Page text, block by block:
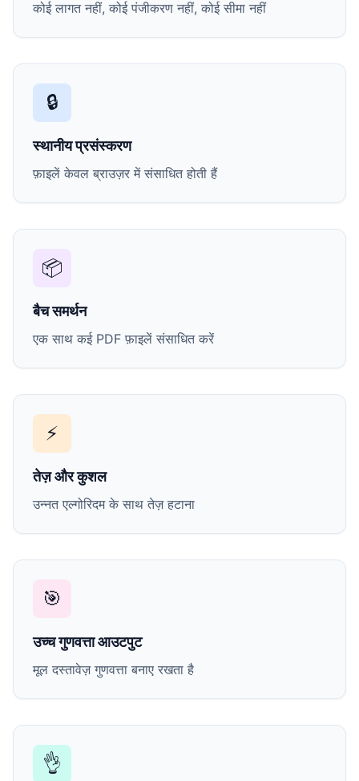
कोई लागत नहीं, कोई पंजीकरण नहीं, कोई सीमा नहीं
🔒
स्थानीय प्रसंस्करण
फ़ाइलें केवल ब्राउज़र में संसाधित होती हैं
📦
बैच समर्थन
एक साथ कई PDF फ़ाइलें संसाधित करें
⚡
तेज़ और कुशल
उन्नत एल्गोरिदम के साथ तेज़ हटाना
🎯
उच्च गुणवत्ता आउटपुट
मूल दस्तावेज़ गुणवत्ता बनाए रखता है
👌